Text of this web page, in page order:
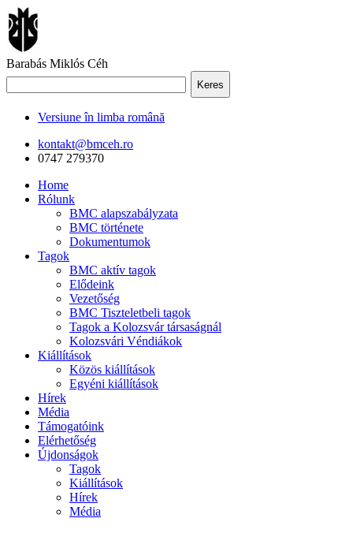
Barabás Miklós Céh
Keres
Versiune în limba română
kontakt@bmceh.ro
0747 279370
Home
Rólunk
BMC alapszabályzata
BMC története
Dokumentumok
Tagok
BMC aktív tagok
Elődeink
Vezetőség
BMC Tiszteletbeli tagok
Tagok a Kolozsvár társaságnál
Kolozsvári Véndiákok
Kiállítások
Közös kiállítások
Egyéni kiállítások
Hírek
Média
Támogatóink
Elérhetőség
Újdonságok
Tagok
Kiállítások
Hírek
Média